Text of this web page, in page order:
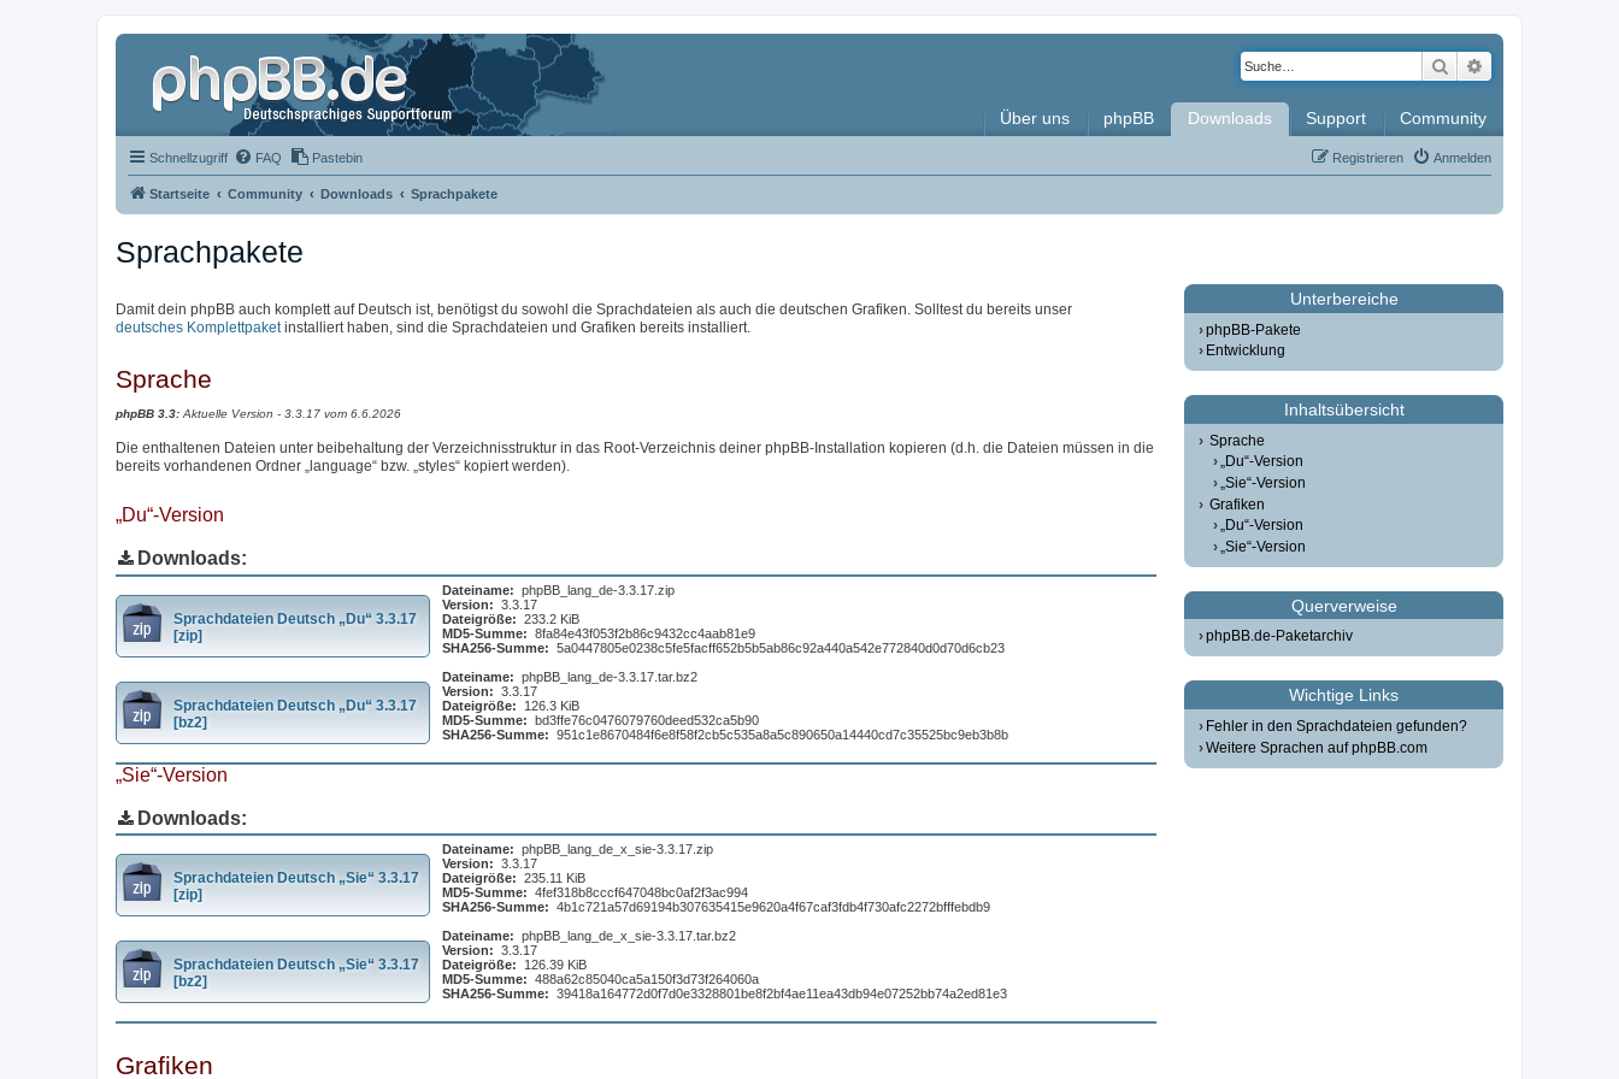
Suche
Über uns phpBB Downloads Support Community
Schnellzugriff FAQ Pastebin Anmelden
Registrieren
Startseite Community Downloads Sprachpakete
Sprachpakete
Damit dein phpBB auch komplett auf Deutsch ist, benötigst du sowohl die Sprachdateien als auch die deutschen Grafiken. Solltest du bereits unser
deutsches Komplettpaketinstalliert haben, sind die Sprachdateien und Grafiken bereits installiert.
Sprache
phpBB 3.3:Aktuelle Version - 3.3.17 vom 6.6.2026
Die enthaltenen Dateien unter beibehaltung der Verzeichnisstruktur in das Root-Verzeichnis deiner phpBB-Installation kopieren (d.h. die Dateien müssen in die
bereits vorhandenen Ordner „language“ bzw. „styles“ kopiert werden).
„Du“-Version
Downloads:
Sprachdateien Deutsch „Du“ 3.3.17
[zip]
Dateiname: phpBB_lang_de-3.3.17.zip
Version: 3.3.17
Dateigröße: 233.2 KiB
MD5-Summe: 8fa84e43f053f2b86c9432cc4aab81e9
SHA256-Summe: 5a0447805e0238c5fe5facff652b5b5ab86c92a440a542e772840d0d70d6cb23
Sprachdateien Deutsch „Du“ 3.3.17
[bz2]
Dateiname: phpBB_lang_de-3.3.17.tar.bz2
Version: 3.3.17
Dateigröße:
126.3 KiB
MD5-Summe: bd3ffe76c0476079760deed532ca5b90
SHA256-Summe: 951c1e8670484f6e8f58f2cb5c535a8a5c890650a14440cd7c35525bc9eb3b8b
„Sie“-Version
Downloads:
Sprachdateien Deutsch „Sie“ 3.3.17
[zip]
Dateiname: phpBB_lang_de_x_sie-3.3.17.zip
Version: 3.3.17
Dateigröße: 235.11 KiB
MD5-Summe: 4fef318b8cccf647048bc0af2f3ac994
SHA256-Summe: 4b1c721a57d69194b307635415e9620a4f67caf3fdb4f730afc2272bfffebdb9
Sprachdateien Deutsch „Sie“ 3.3.17
[bz2]
Dateiname: phpBB_lang_de_x_sie-3.3.17.tar.bz2
Version: 3.3.17
Dateigröße:
126.39 KiB
MD5-Summe: 488a62c85040ca5a150f3d73f264060a
SHA256-Summe: 39418a164772d0f7d0e3328801be8f2bf4ae11ea43db94e07252bb74a2ed81e3
Grafiken
Unterbereiche
phpBB-Pakete
Entwicklung
Inhaltsübersicht
Sprache
„Du“-Version
„Sie“-Version
Grafiken
„Du“-Version
„Sie“-Version
Querverweise
phpBB.de-Paketarchiv
Wichtige Links
Fehler in den Sprachdateien gefunden?
Weitere Sprachen auf phpBB.com